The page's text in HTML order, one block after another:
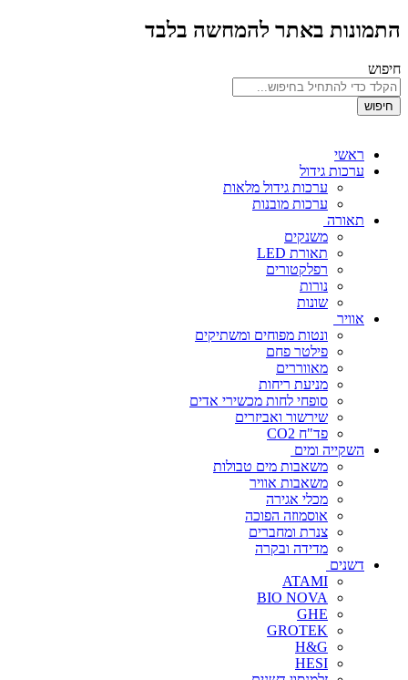
התמונות באתר להמחשה בלבד
חיפוש
חיפוש
ראשי
ערכות גידול
ערכות גידול מלאות
ערכות מובנות
תאורה
משנקים
תאורת LED
רפלקטורים
נורות
שונות
אוויר
ונטות מפוחים ומשתיקים
פילטר פחם
מאווררים
מניעת ריחות
סופחי לחות מכשירי אדים
שירשור ואביזרים
פד"ח CO2
השקייה ומים
משאבות מים טבולות
משאבות אוויר
מכלי אגירה
אוסמוזה הפוכה
צנרת ומחברים
מדידה ובקרה
דשנים
ATAMI
BIO NOVA
GHE
GROTEK
H&G
HESI